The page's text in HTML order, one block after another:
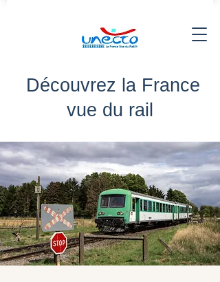
Découvrez la France
vue du rail